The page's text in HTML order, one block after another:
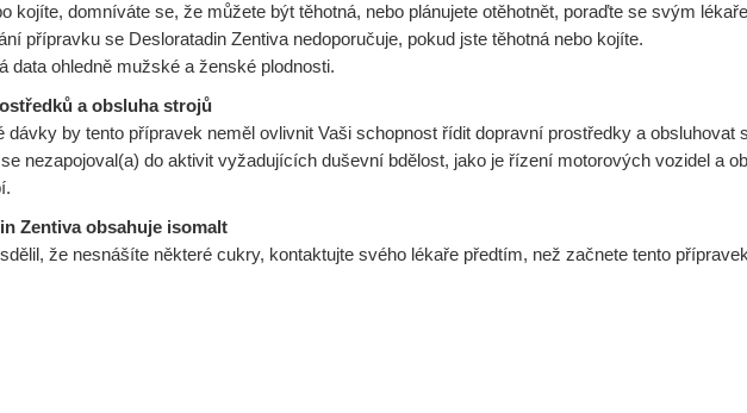
kojíte, domníváte se, že můžete být těhotná, nebo plánujete otěhotnět, poraďte se svým
přípravku se Desloratadin Zentiva nedoporučuje, pokud jste těhotná nebo kojíte.
data ohledně mužské a ženské plodnosti.
a obsluha strojů
dávky by tento přípravek neměl ovlivnit Vaši schopnost řídit dopravní prostředky a obsluhovat
nezapojoval(a) do aktivit vyžadujících duševní bdělost, jako je řízení motorových vozidel a
Zentiva obsahuje isomalt
že nesnášíte některé cukry, kontaktujte svého lékaře předtím, než začnete tento